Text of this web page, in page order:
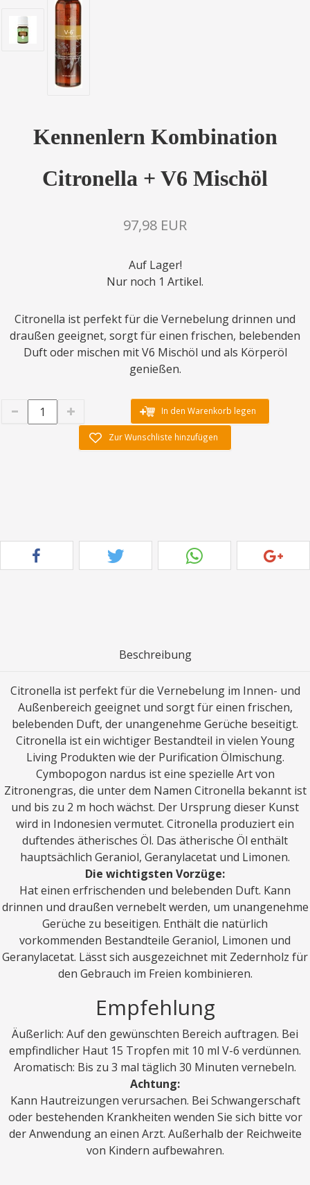
Kennenlern Kombination
Citronella + V6 Mischöl
97,98 EUR
Auf Lager!
Nur noch 1 Artikel.
Citronella ist perfekt für die Vernebelung drinnen und
draußen geeignet, sorgt für einen frischen, belebenden
Duft oder mischen mit V6 Mischöl und als Körperöl
genießen.
In den Warenkorb legen
Zur Wunschliste hinzufügen
Beschreibung
Citronella ist perfekt für die Vernebelung im Innen- und
Außenbereich geeignet und sorgt für einen frischen,
belebenden Duft, der unangenehme Gerüche beseitigt.
Citronella ist ein wichtiger Bestandteil in vielen Young
Living Produkten wie der Purification Ölmischung.
Cymbopogon nardus ist eine spezielle Art von
Zitronengras, die unter dem Namen Citronella bekannt ist
und bis zu 2 m hoch wächst. Der Ursprung dieser Kunst
wird in Indonesien vermutet. Citronella produziert ein
duftendes ätherisches Öl. Das ätherische Öl enthält
hauptsächlich Geraniol, Geranylacetat und Limonen.
Die wichtigsten Vorzüge:
Hat einen erfrischenden und belebenden Duft. Kann
drinnen und draußen vernebelt werden, um unangenehme
Gerüche zu beseitigen. Enthält die natürlich
vorkommenden Bestandteile Geraniol, Limonen und
Geranylacetat. Lässt sich ausgezeichnet mit Zedernholz für
den Gebrauch im Freien kombinieren.
Empfehlung
Äußerlich: Auf den gewünschten Bereich auftragen. Bei
empfindlicher Haut 15 Tropfen mit 10 ml V-6 verdünnen.
Aromatisch: Bis zu 3 mal täglich 30 Minuten vernebeln.
Achtung:
Kann Hautreizungen verursachen. Bei Schwangerschaft
oder bestehenden Krankheiten wenden Sie sich bitte vor
der Anwendung an einen Arzt. Außerhalb der Reichweite
von Kindern aufbewahren.